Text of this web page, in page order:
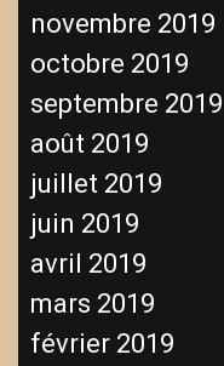
novembre 2019
octobre 2019
septembre 2019
août 2019
juillet 2019
juin 2019
avril 2019
mars 2019
février 2019